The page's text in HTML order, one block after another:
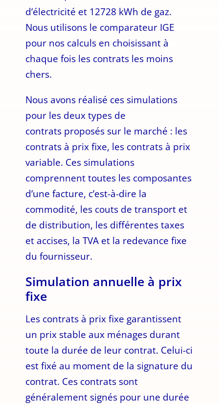
d’électricité et 12728 kWh de gaz.
Nous utilisons le comparateur IGE
pour nos calculs en choisissant à
chaque fois les contrats les moins
chers.
Nous avons réalisé ces simulations
pour les deux types de
contrats proposés sur le marché : les
contrats à prix fixe, les contrats à prix
variable. Ces simulations
comprennent toutes les composantes
d’une facture, c’est-à-dire la
commodité, les couts de transport et
de distribution, les différentes taxes
et accises, la TVA et la redevance fixe
du fournisseur.
Simulation annuelle à prix
fixe
Les contrats à prix fixe garantissent
un prix stable aux ménages durant
toute la durée de leur contrat. Celui-ci
est fixé au moment de la signature du
contrat. Ces contrats sont
généralement signés pour une durée